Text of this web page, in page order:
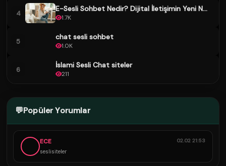
4 E-Sesli Sohbet Nedir? Dijital İletişimin Yeni N...
1.7K
5 chat sesli sohbet
1.0K
6 İslami Sesli Chat siteler
211
💬Popüler Yorumlar
ECE
seslisiteler
02.02 21:53